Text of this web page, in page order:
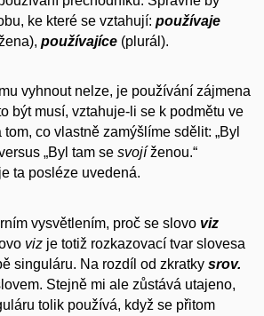
ke které se vztahují: používaje
používajíce (plurál).
vyhnout nelze, je používání zájmena
být musí, vztahuje-li se k podmětu ve
co vlastně zamýšlíme sdělit: „Byl
„Byl tam se svojíženou.“
ta posléze uvedená.
vysvětlením, proč se slovo viz
viz je totiž rozkazovací tvar slovesa
singuláru. Na rozdíl od zkratky srov.
Stejně mi ale zůstává utajeno,
tolik používá, když se přitom